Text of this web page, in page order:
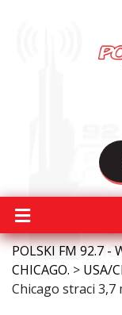
POLSKI FM 92.7 -
CHICAGO. > USA/
Chicago straci